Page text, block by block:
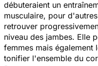
débuteraient un
musculaire, pour
retrouver
niveau des jambes. Elle
femmes mais également
tonifier l'ensemble du